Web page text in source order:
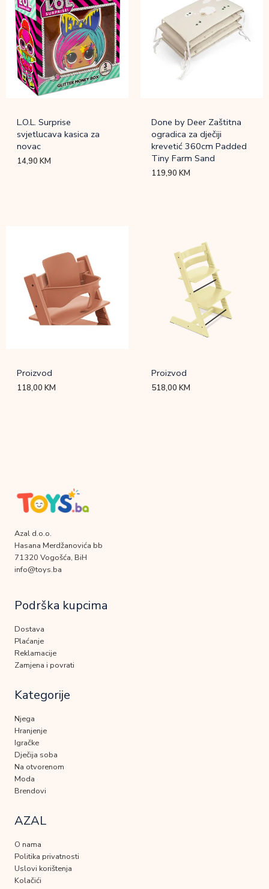
L.O.L. Surprise
svjetlucava kasica za
novac
14,90KM
Done by Deer Zaštitna
ogradica za dječiji
krevetić 360cm Padded
Tiny Farm Sand
119,90KM
Proizvod
118,00KM
Proizvod
518,00KM
Azal d.o.o.
Hasana Merdžanovića bb
71320 Vogošća, BiH
info@toys.ba
Podrška kupcima
Dostava
Plaćanje
Reklamacije
Zamjena i povrati
Kategorije
Njega
Hranjenje
Igračke
Dječija soba
Na otvorenom
Moda
Brendovi
AZAL
O nama
Politika privatnosti
Uslovi korištenja
Kolačići